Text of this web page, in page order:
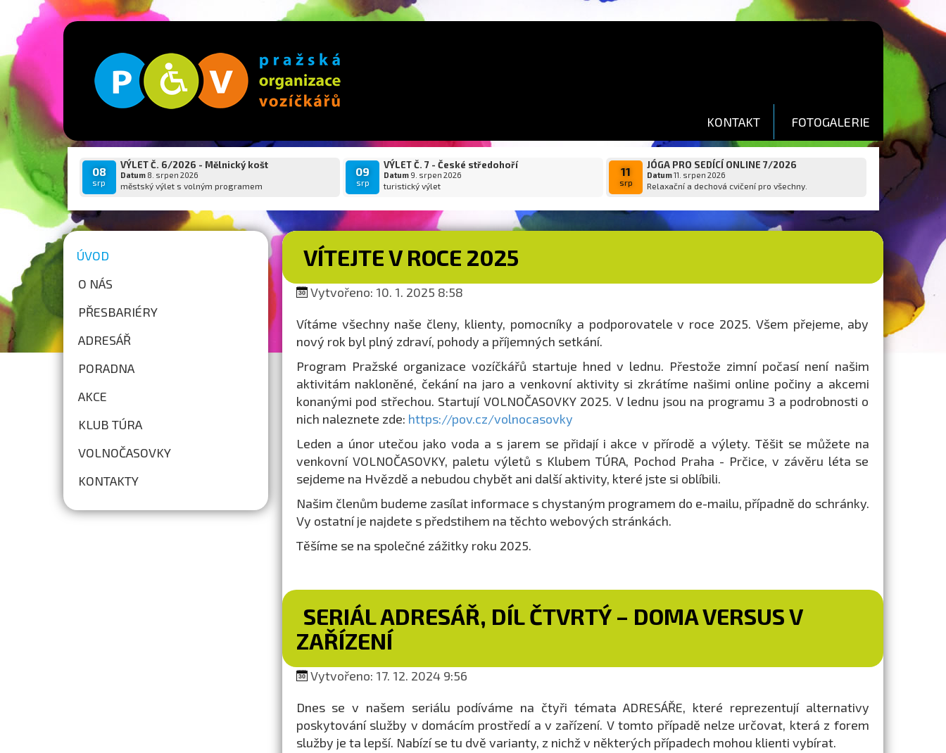
KONTAKT FOTOGALERIE
08
srp
VÝLET Č. 6/2026 - Mělnický košt
Datum8. srpen 2026
městský výlet s volným programem
09
srp
VÝLET Č. 7 - České středohoří
Datum 9. srpen 2026
turistický výlet
11
srp
JÓGA PRO SEDÍCÍ ONLINE 7/2026
Datum11. srpen 2026
Relaxační a dechová cvičení pro všechny.
ÚVOD
O NÁS
PŘESBARIÉRY
ADRESÁŘ
PORADNA
AKCE
KLUB TÚRA
VOLNOČASOVKY
KONTAKTY
VÍTEJTE V ROCE 2025
Vytvořeno: 10. 1. 2025 8:58
Vítáme všechny naše členy, klienty, pomocníky a podporovatele v roce 2025. Všem přejeme, aby
nový rok byl plný zdraví, pohody a příjemných setkání.
Program Pražské organizace vozíčkářů startuje hned v lednu. Přestože zimní počasí není našim
aktivitám nakloněné, čekání na jaro a venkovní aktivity si zkrátíme našimi online počiny a akcemi
konanými pod střechou. Startují VOLNOČASOVKY 2025. V lednu jsou na programu 3 a podrobnosti o
nich naleznete zde: https://pov.cz/volnocasovky
Leden a únor utečou jako voda a s jarem se přidají i akce v přírodě a výlety. Těšit se můžete na
venkovní VOLNOČASOVKY, paletu výletů s Klubem TÚRA, Pochod Praha - Prčice, v závěru léta se
sejdeme na Hvězdě a nebudou chybět ani další aktivity, které jste si oblíbili.
Našim členům budeme zasílat informace s chystaným programem do e-mailu, případně do schránky.
Vy ostatní je najdete s předstihem na těchto webových stránkách.
Těšíme se na společné zážitky roku 2025.
SERIÁL ADRESÁŘ, DÍL ČTVRTÝ – DOMA VERSUS V
ZAŘÍZENÍ
Vytvořeno: 17. 12. 2024 9:56
Dnes se v našem seriálu podíváme na čtyři témata ADRESÁŘE, které reprezentují alternativy
poskytování služby v domácím prostředí a v zařízení. V tomto případě nelze určovat, která z forem
služby je ta lepší. Nabízí se tu dvě varianty, z nichž v některých případech mohou klienti vybírat.